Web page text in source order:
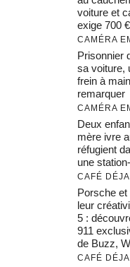
voiture et
exige 700
CAMÉRA
Prisonnier
sa voiture,
frein à
remarquer
CAMÉRA
Deux
mère ivre
réfugient
une
CAFÉ
Porsche
leur
5 :
911
de Buzz,
CAFÉ